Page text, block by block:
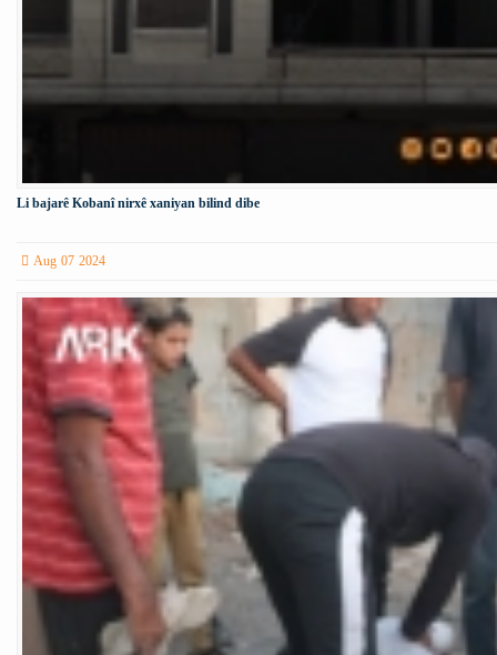
Li bajarê Kobanî nirxê xaniyan bilind dibe
Aug 07 2024